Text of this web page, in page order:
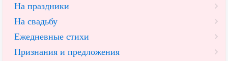
На праздники
На свадьбу
Ежедневные стихи
Признания и предложения